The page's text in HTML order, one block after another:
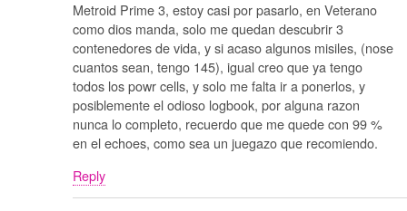
Metroid Prime 3, estoy casi por pasarlo, en Veterano
como dios manda, solo me quedan descubrir 3
contenedores de vida, y si acaso algunos misiles, (nose
cuantos sean, tengo 145), igual creo que ya tengo
todos los powr cells, y solo me falta ir a ponerlos, y
posiblemente el odioso logbook, por alguna razon
nunca lo completo, recuerdo que me quede con 99 %
en el echoes, como sea un juegazo que recomiendo.
Reply